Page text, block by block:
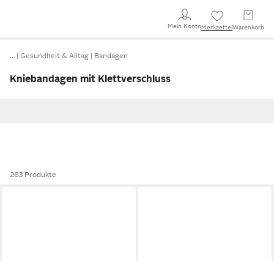
Mein KontoMerkzettel Warenkorb
… Gesundheit & Alltag Bandagen
Kniebandagen mit Klettverschluss
263 Produkte